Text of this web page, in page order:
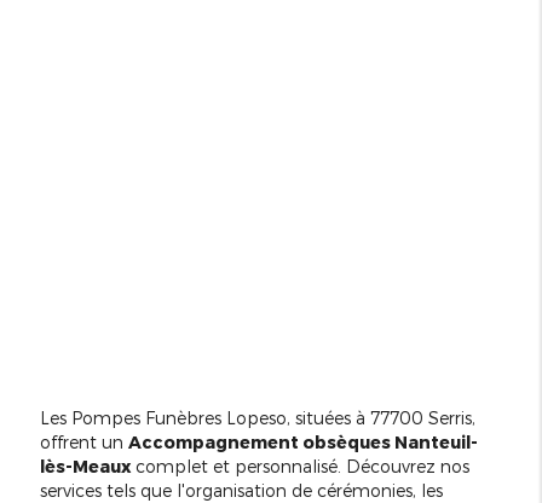
Les Pompes Funèbres Lopeso, situées à 77700 Serris,
offrent un Accompagnement obsèques Nanteuil-
lès-Meauxcomplet et personnalisé. Découvrez nos
services tels que l'organisation de cérémonies, les